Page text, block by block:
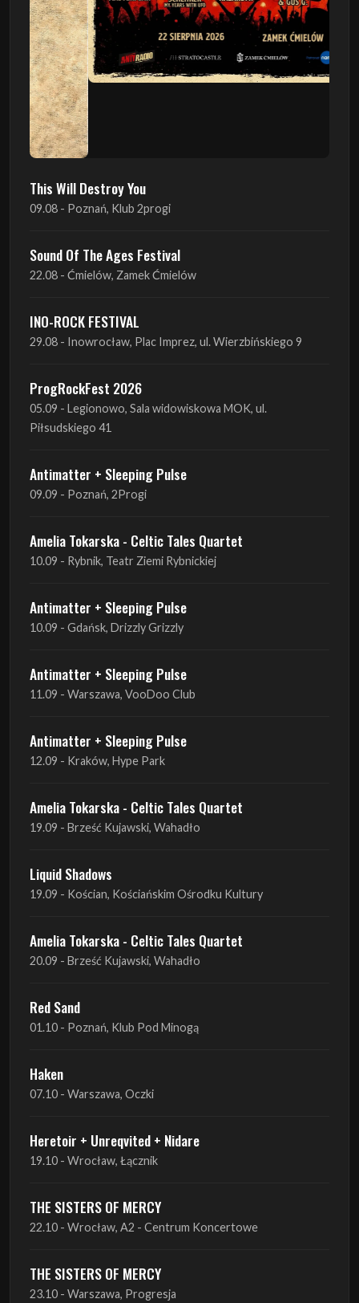
This Will Destroy You
09.08 - Poznań, Klub 2progi
Sound Of The Ages Festival
22.08 - Ćmielów, Zamek Ćmielów
INO-ROCK FESTIVAL
29.08 - Inowrocław, Plac Imprez, ul. Wierzbińskiego 9
ProgRockFest 2026
Antimatter + Sleeping Pulse
09.09 - Poznań, 2Progi
Amelia Tokarska - Celtic Tales Quartet
10.09 - Rybnik, Teatr Ziemi Rybnickiej
Antimatter + Sleeping Pulse
Antimatter + Sleeping Pulse
11.09 - Warszawa, VooDoo Club
Antimatter + Sleeping Pulse
12.09 - Kraków, Hype Park
Amelia Tokarska - Celtic Tales Quartet
19.09 - Brześć Kujawski, Wahadło
Liquid Shadows
19.09 - Kościan, Kościańskim Ośrodku Kultury
Amelia Tokarska - Celtic Tales Quartet
20.09 - Brześć Kujawski, Wahadło
Red Sand
Haken
Heretoir + Unreqvited + Nidare
THE SISTERS OF MERCY
22.10 - Wrocław, A2 - Centrum Koncertowe
THE SISTERS OF MERCY
Lone Assembly